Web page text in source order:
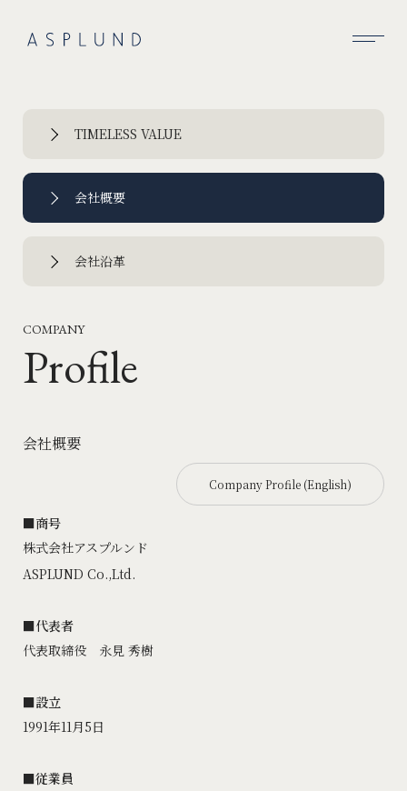
SUSTAINABILITY
COMPANY
TIMELESS VALUE
会社概要
会社沿革
COMPANY
Profile
会社概要
Company Profile (English)
■商号
株式会社アスプルンド
ASPLUND Co.,Ltd.
■代表者
代表取締役 永見 秀樹
■設立
1991年11月5日
■従業員